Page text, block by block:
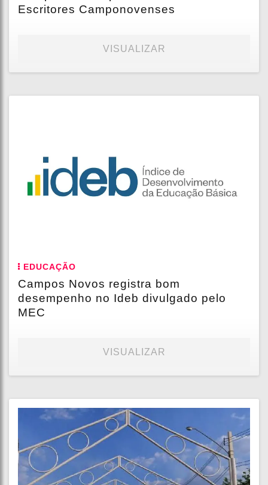
Escritores Camponovenses
VISUALIZAR
EDUCAÇÃO
Campos Novos registra bom
desempenho no Ideb divulgado pelo
MEC
VISUALIZAR